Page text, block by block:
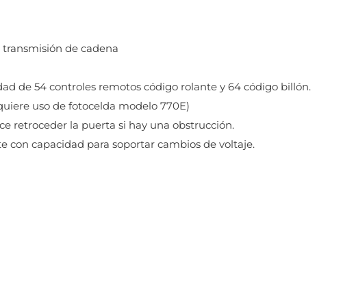
transmisión de cadena
de 54 controles remotos código rolante y 64 código billón.
uso de fotocelda modelo 770E)
retroceder la puerta si hay una obstrucción.
con capacidad para soportar cambios de voltaje.